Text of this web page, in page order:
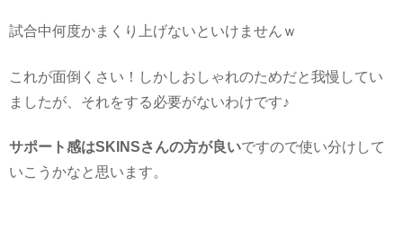
試合中何度かまくり上げないといけませんｗ
これが面倒くさい！しかしおしゃれのためだと我慢してい
ましたが、それをする必要がないわけです♪
サポート感はSKINSさんの方が良いですので使い分けして
いこうかなと思います。